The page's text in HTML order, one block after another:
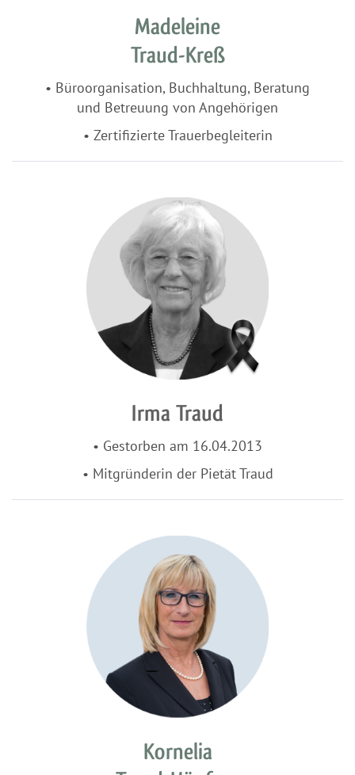
Madeleine
Traud-Kreß
• Büroorganisation, Buchhaltung, Beratung
und Betreuung von Angehörigen
• Zertifizierte Trauerbegleiterin
Irma Traud
• Gestorben am 16.04.2013
• Mitgründerin der Pietät Traud
Kornelia